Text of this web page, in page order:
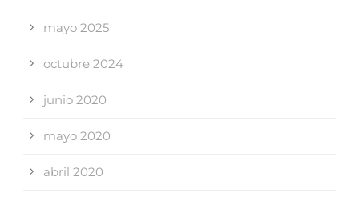
mayo 2025
octubre 2024
junio 2020
mayo 2020
abril 2020